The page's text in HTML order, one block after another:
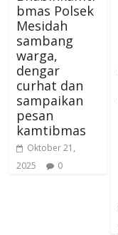
bmas Polsek
Mesidah
sambang
warga,
dengar
curhat dan
sampaikan
pesan
kamtibmas
Oktober 21,
2025
0